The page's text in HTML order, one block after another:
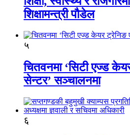
शिक्षामन्त्री पौडेल
५
चितवनमा ‘सिटी एज्ड
सेन्टर’ सञ्चालनमा
६